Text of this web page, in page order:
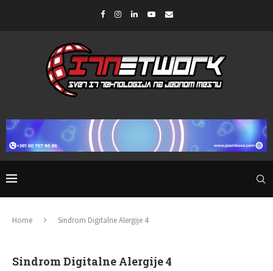
Home Sindrom Digitalne Alergije 4
Sindrom Digitalne Alergije 4